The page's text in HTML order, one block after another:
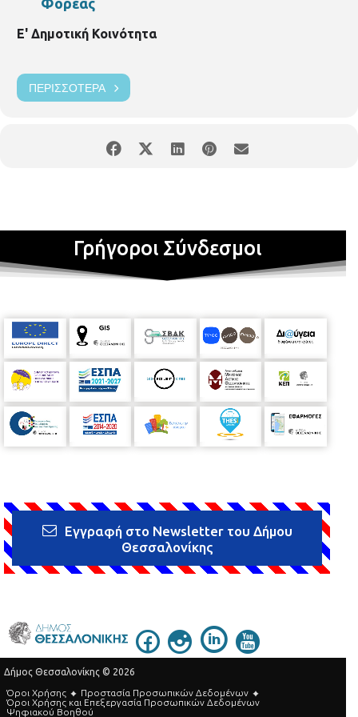
Φορέας
Ε' Δημοτική Κοινότητα
ΠΕΡΙΣΣΌΤΕΡΑ
Γρήγοροι Σύνδεσμοι
Εγγραφή στο Newsletter του Δήμου
Θεσσαλονίκης
Δήμος Θεσσαλονίκης © 2026
Όροι Χρήσης
Προστασία Προσωπικών Δεδομένων
Όροι Xρήσης και Eπεξεργασία Προσωπικών Δεδομένων
Ψηφιακού Βοηθού